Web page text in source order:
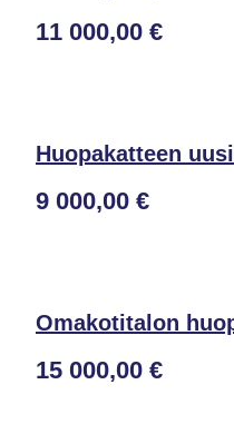
11 000,00 €
Huopakatteen
9 000,00 €
Omakotitalon
15 000,00 €